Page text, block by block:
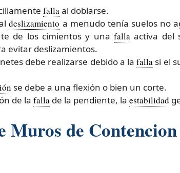
falla al doblarse.
deslizamiento a menudo tenía suelos no
de los cimientos y unafalla activa del
evitar deslizamientos.
debe realizarse debido a lafalla si el
se debe a una flexión o bien un corte.
de la falla de la pendiente, la estabilidad
Muros de